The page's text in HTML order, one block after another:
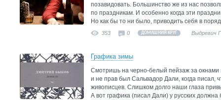
позавидовать. Большинство же из нас
по праздникам. И особенно когда эти
Но как бы то ни было, приводить себя в
353 0 ДОМАШНИЙ КРУГ Выдревич
Графика зимы
Смотришь на черно-белый пейзаж за окнами
и не прав был Сальвадор Дали, когда писал,
живописцев. Слишком долго наши глаза
А вот графика (писал Дали) у русских